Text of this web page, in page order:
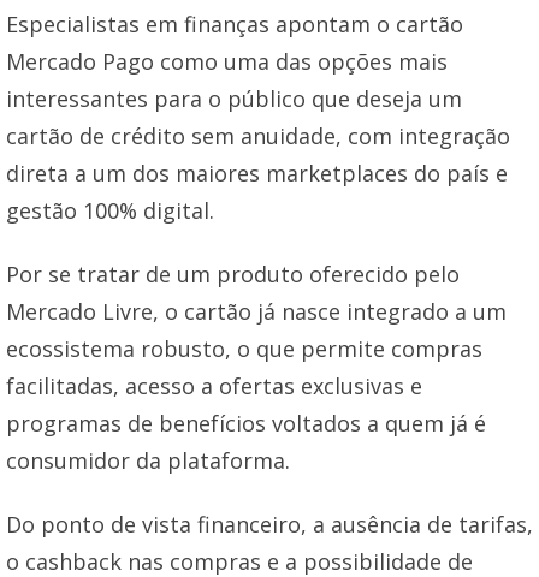
Especialistas em finanças apontam o cartão
Mercado Pago como uma das opções mais
interessantes para o público que deseja um
cartão de crédito sem anuidade, com integração
direta a um dos maiores marketplaces do país e
gestão 100% digital.
Por se tratar de um produto oferecido pelo
Mercado Livre, o cartão já nasce integrado a um
ecossistema robusto, o que permite compras
facilitadas, acesso a ofertas exclusivas e
programas de benefícios voltados a quem já é
consumidor da plataforma.
Do ponto de vista financeiro, a ausência de tarifas,
o cashback nas compras e a possibilidade de